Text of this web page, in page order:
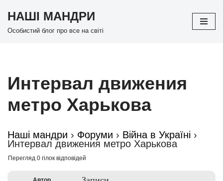
Перейти
НАШІ МАНДРИ
Особистий блог про все на світі
Интервал движения
метро Харькова
Наші мандри › Форуми › Війна в Україні ›
Интервал движения метро Харькова
Перегляд 0 гілок відповідей